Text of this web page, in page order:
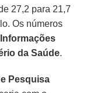
27,2 para 21,7
Os números
da Saúde.
Pesquisa